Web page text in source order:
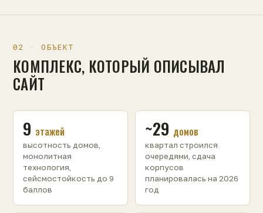
02 · ОБЪЕКТ
КОМПЛЕКС, КОТОРЫЙ ОПИСЫВАЛ
САЙТ
9 этажей
высотность домов,
монолитная
технология,
сейсмостойкость до 9
баллов
~29 домов
квартал строился
очередями, сдача
корпусов
планировалась на 2026
год